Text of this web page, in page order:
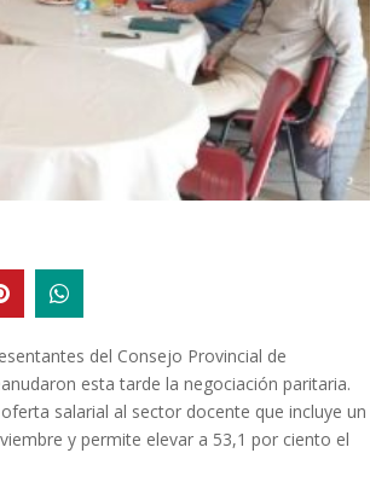
del Consejo Provincial de
esta tarde la negociación paritaria.
salarial al sector docente que incluye un
y permite elevar a 53,1 por ciento el